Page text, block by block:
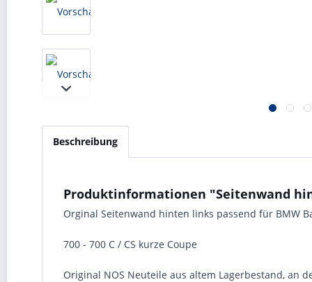
Beschreibung
Produktinformationen "Seitenwand
Orginal Seitenwand hinten links passend für BMW
700 - 700 C / CS kurze Coupe
Original NOS Neuteile aus altem Lagerbestand, an